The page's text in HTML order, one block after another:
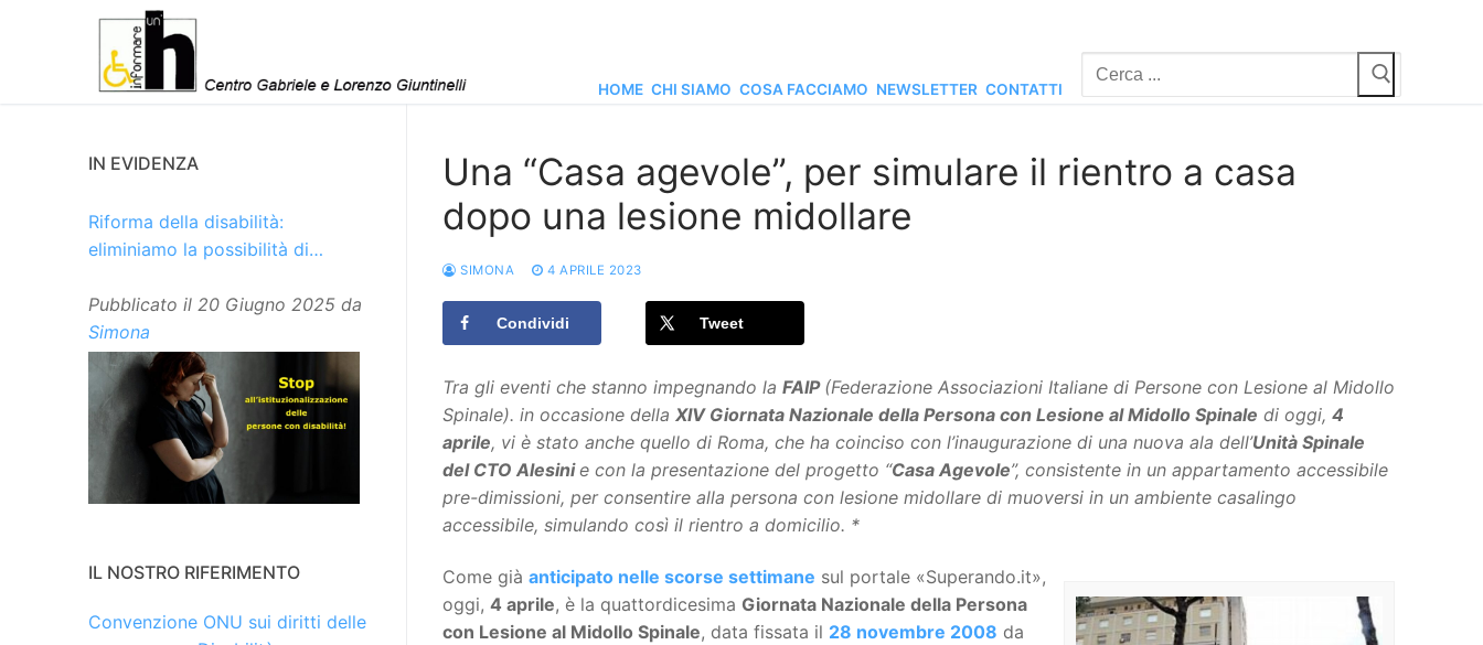
HOME CHI SIAMO COSA FACCIAMO NEWSLETTER CONTATTI
Cerca:
Una “Casa agevole”, per simulare il rientro a casa
dopo una lesione midollare
SIMONA 4 APRILE 2023
Condividi Tweet
Tra gli eventi che stanno impegnando la FAIP (Federazione Associazioni Italiane di Persone con Lesione al Midollo
Spinale). in occasione della XIV Giornata Nazionale della Persona con Lesione al Midollo Spinale di oggi, 4
aprile, vi è stato anche quello di Roma, che ha coinciso con l’inaugurazione di una nuova ala dell’Unità Spinale
del CTO Alesinie con la presentazione del progetto “Casa Agevole”, consistente in un appartamento accessibile
pre-dimissioni, per consentire alla persona con lesione midollare di muoversi in un ambiente casalingo
accessibile, simulando così il rientro a domicilio. *
Come già anticipato nelle scorse settimane sul portale «Superando.it»,
oggi, 4 aprile, è la quattordicesima Giornata Nazionale della Persona
con Lesione al Midollo Spinale, data fissata il 28 novembre 2008 da
IN EVIDENZA
Riforma della disabilità:
eliminiamo la possibilità di
Pubblicato il 20 Giugno 2025 da
Simona
IL NOSTRO RIFERIMENTO
Convenzione ONU sui diritti delle